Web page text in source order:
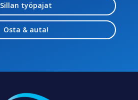
Sillan työpajat
Osta & auta!